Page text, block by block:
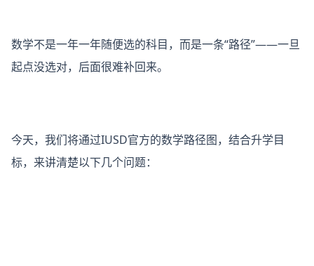
数学不是一年一年随便选的科目，而是一条“路径”——一旦
起点没选对，后面很难补回来。
今天，我们将通过IUSD官方的数学路径图，结合升学目
标，来讲清楚以下几个问题：